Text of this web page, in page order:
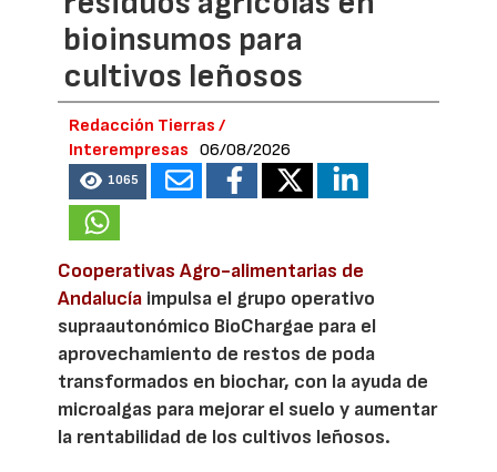
bioinsumos para
cultivos leñosos
Redacción Tierras /
Interempresas
06/08/2026
1065
Cooperativas Agro-alimentarias de
Andalucía impulsa el grupo operativo
supraautonómico BioChargae para el
aprovechamiento de restos de poda
transformados en biochar, con la ayuda de
microalgas para mejorar el suelo y aumentar
la rentabilidad de los cultivos leñosos.